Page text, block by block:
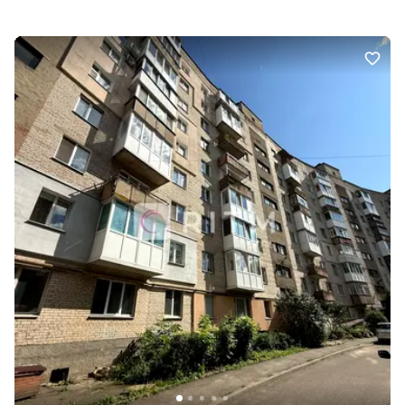
задоволенням покажу квартиру.